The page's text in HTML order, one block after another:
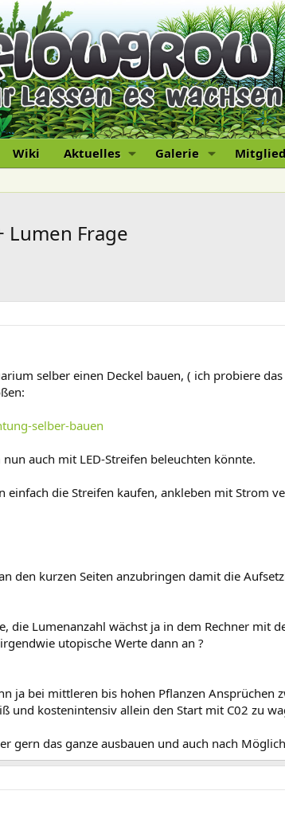
Wiki Aktuelles Galerie
Lumen Frage
selber einen Deckel bauen, ( ich probiere
selber-bauen
auch mit LED-Streifen beleuchten könnte.
die Streifen kaufen, ankleben mit Strom
den kurzen Seiten anzubringen damit die
die Lumenanzahl wächst ja in dem Rechner mit
utopische Werte dann an ?
ja bei mittleren bis hohen Pflanzen
und kostenintensiv allein den Start mit C02 zu
gern das ganze ausbauen und auch nach